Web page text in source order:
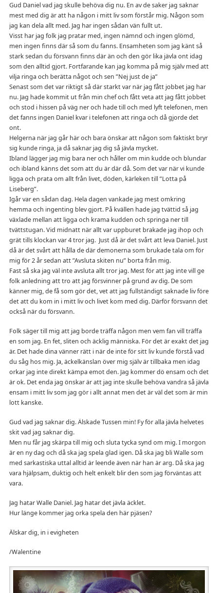
Gud Daniel vad jag skulle behöva dig nu. En av de saker jag saknar
mest med dig är att ha någon i mitt liv som förstår mig. Någon som
jag kan dela allt med. Jag har ingen sådan vän fullt ut.
Visst har jag folk jag pratar med, ingen nämnd och ingen glömd,
men ingen finns där så som du fanns. Ensamheten som jag känt så
stark sedan du försvann finns där än och den gör lika jävla ont idag
som den alltid gjort. Fortfarande kan jag komma på mig själv med att
vilja ringa och berätta något och sen ”Nej just de ja”
Senast som det var riktigt så där starkt var när jag fått jobbet jag har
nu. Jag hade kommit ut från min chef och fått veta att jag fått jobbet
och stod i hissen på väg ner och hade till och med lyft telefonen, men
det fanns ingen Daniel kvar i telefonen att ringa och då gjorde det
ont.
Helgerna när jag går här och bara önskar att någon som faktiskt bryr
sig kunde ringa, ja då saknar jag dig så jävla mycket.
Ibland lägger jag mig bara ner och håller om min kudde och blundar
och ibland känns det som att du är där då. Som det var när vi kunde
ligga och prata om allt från livet, döden, kärleken till ”Lotta på
Liseberg”.
Igår var en sådan dag. Hela dagen vankade jag mest omkring
hemma och ingenting blev gjort. På kvällen hade jag tvättid så jag
växlade mellan att ligga och krama kudden och springa ner till
tvättstugan. Vid midnatt när allt var uppburet brakade jag ihop och
grät tills klockan var 4 tror jag. Just då är det svårt att leva Daniel. Just
då är det svårt att hålla de där demonerna som brukade tala om för
mig för 2 år sedan att ”Avsluta skiten nu” borta från mig.
Fast så ska jag väl inte avsluta allt tror jag. Mest för att jag inte vill ge
folk anledning att tro att jag försvinner på grund av dig. De som
känner mig, de få som gör det, vet att jag fullständigt saknade liv före
det att du kom in i mitt liv och livet kom med dig. Därför försvann det
också när du försvann.
Folk säger till mig att jag borde träffa någon men vem fan vill träffa
en som jag. En fet, sliten och äcklig människa. För det är exakt det jag
är. Det hade dina vänner rätt i när de inte för sitt liv kunde förstå vad
du såg hos mig. Ja, äckelkänslan över mig själv är tillbaka men idag
orkar jag inte direkt kämpa emot den. Jag kommer dö ensam och det
är ok. Det enda jag önskar är att jag inte skulle behöva vandra så jävla
ensam i mitt liv som jag gör i allt annat men det är väl det som är min
lott kanske.
Gud vad jag saknar dig. Älskade Tussen min! Fy för alla jävla helvetes
skit vad jag saknar dig.
Men nu får jag skärpa till mig och sluta tycka synd om mig. I morgon
är en ny dag och då ska jag spela glad igen. Då ska jag bli Walle som
med sarkastiska uttal alltid är leende även när han är arg. Då ska jag
vara hjälpsam, duktig och helt enkelt blir den som jag förväntas att
vara.
Jag hatar Walle Daniel. Jag hatar det jävla äcklet.
Hur länge kommer jag orka spela den här pjäsen?
Älskar dig, in i evigheten
/Walentine